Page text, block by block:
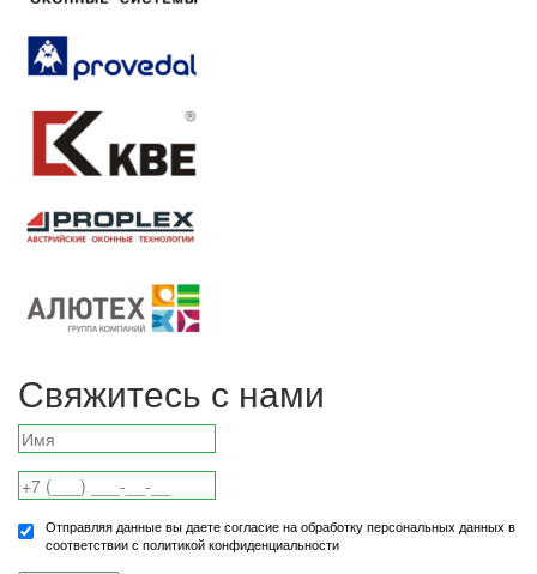
Свяжитесь с нами
Отправляя данные вы даете согласие на обработку персональных данных в
соответствии с политикой конфиденциальности